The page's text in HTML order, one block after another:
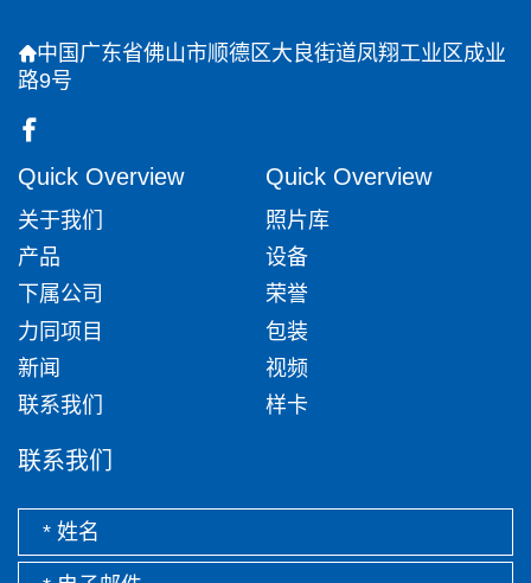
中国广东省佛山市顺德区大良街道凤翔工业区成业
路9号
Quick Overview
关于我们
产品
下属公司
力同项目
新闻
联系我们
Quick Overview
照片库
设备
荣誉
包装
视频
样卡
联系我们